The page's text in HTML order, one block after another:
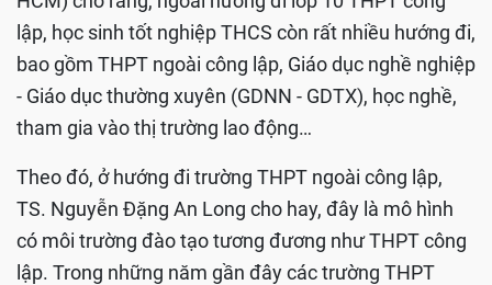
lập, học sinh tốt nghiệp THCS còn rất nhiều hướng đi,
bao gồm THPT ngoài công lập, Giáo dục nghề nghiệp
- Giáo dục thường xuyên (GDNN - GDTX), học nghề,
tham gia vào thị trường lao động…
Theo đó, ở hướng đi trường THPT ngoài công lập,
TS. Nguyễn Đặng An Long cho hay, đây là mô hình
có môi trường đào tạo tương đương như THPT công
lập. Trong những năm gần đây các trường THPT